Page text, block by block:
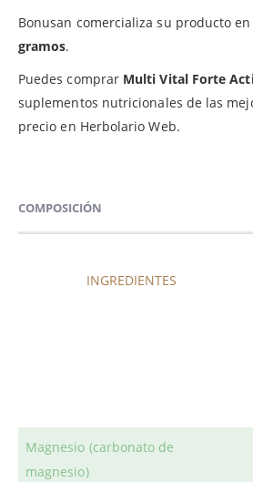
Bonusan comercializa su producto
gramos.
Puedes comprar Multi Vital Forte
suplementos nutricionales de las
precio en Herbolario Web.
COMPOSICIÓN
INGREDIENTES
Magnesio (carbonato de
magnesio)